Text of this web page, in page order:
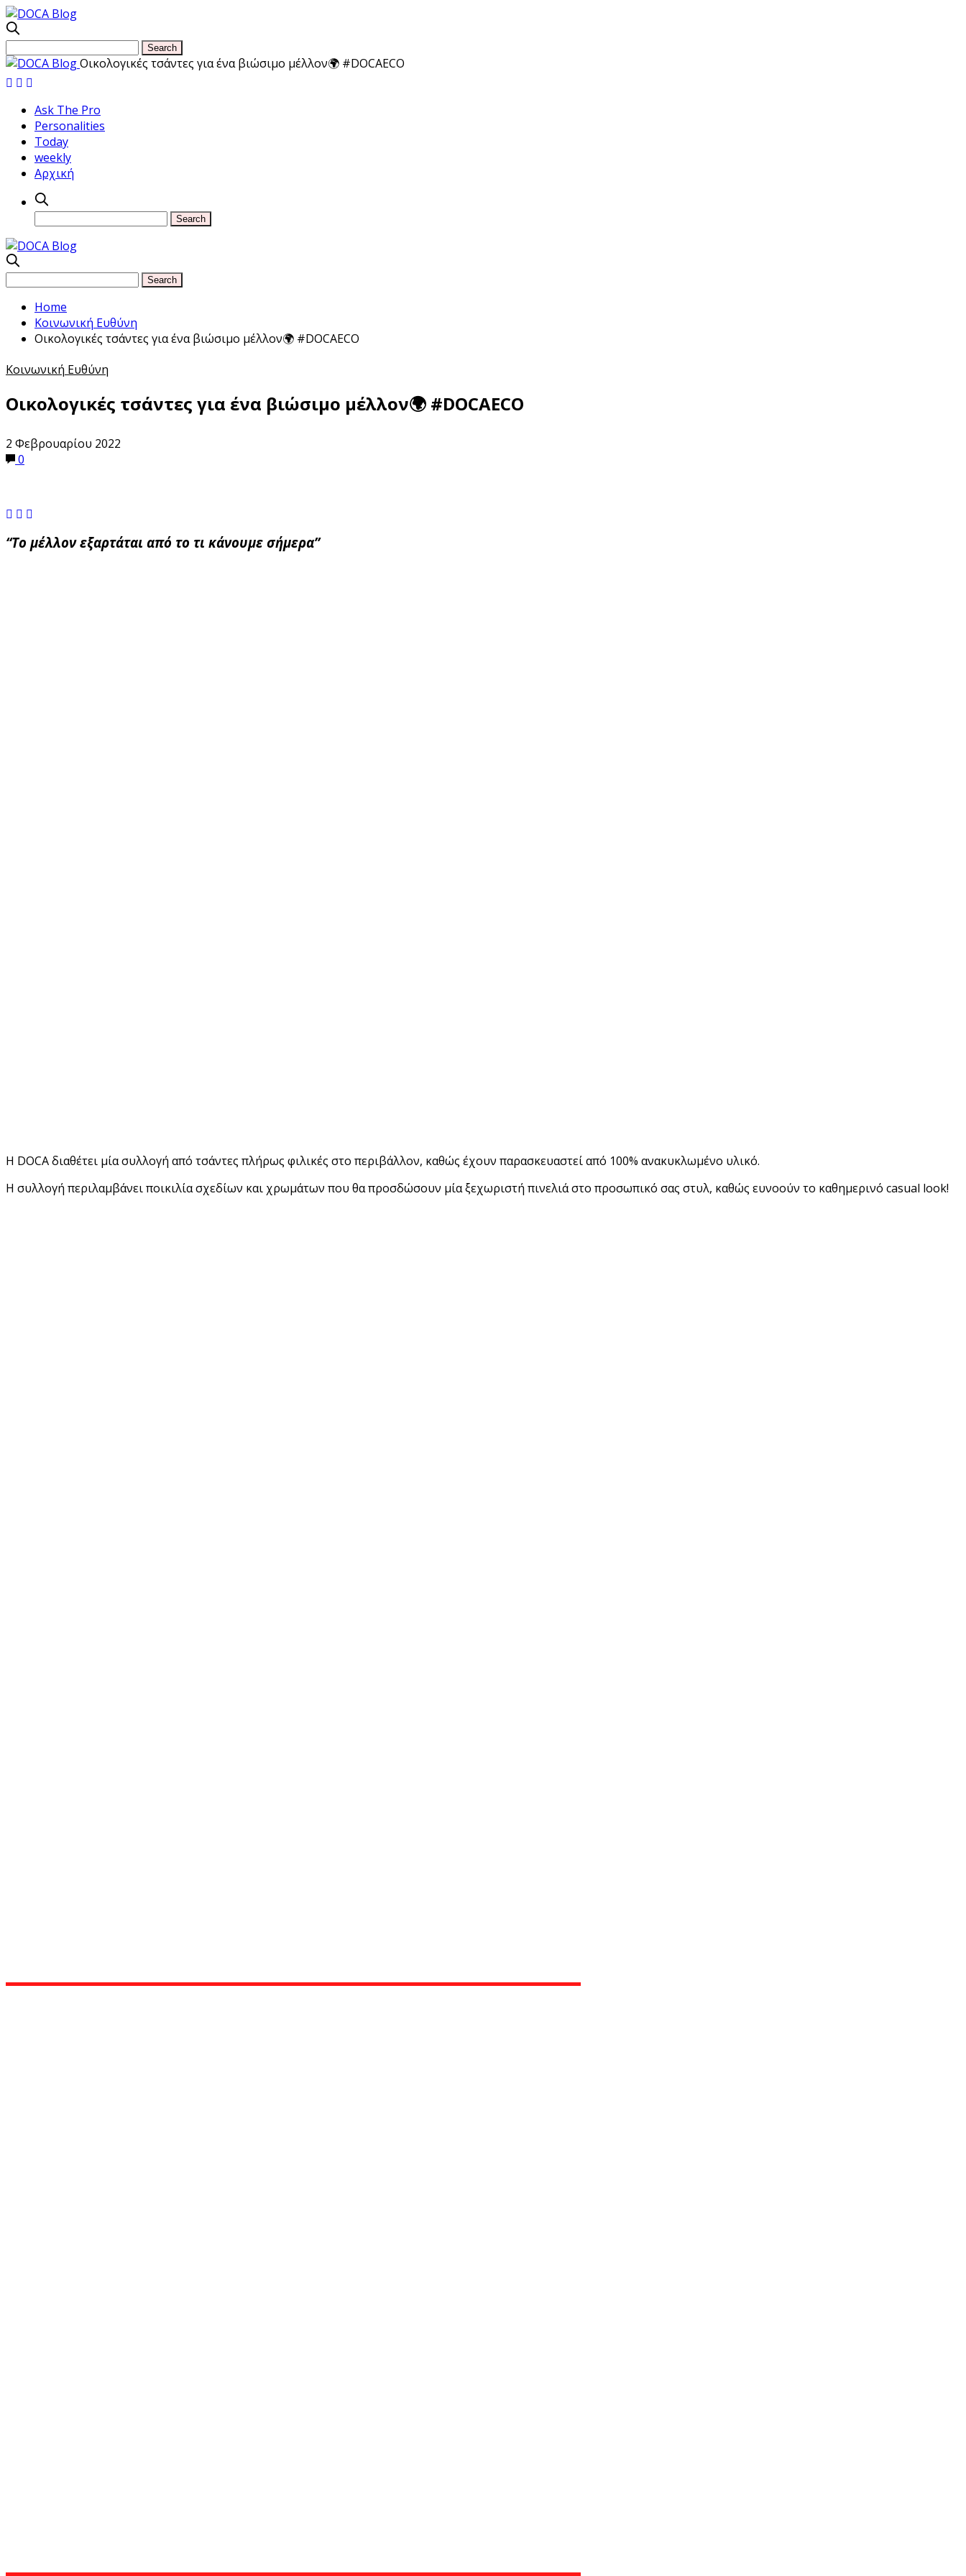
Οικολογικές τσάντες για ένα βιώσιμο μέλλον🌍 #DOCAECO
Ask The Pro
Personalities
Today
weekly
Αρχική
Home
Κοινωνική Ευθύνη
Οικολογικές τσάντες για ένα βιώσιμο μέλλον🌍 #DOCAECO
Κοινωνική Ευθύνη
Οικολογικές τσάντες για ένα βιώσιμο μέλλον🌍 #DOCAECO
2 Φεβρουαρίου 2022
0
“Το μέλλον εξαρτάται από το τι κάνουμε σήμερα”
Η DOCA διαθέτει μία συλλογή από τσάντες πλήρως φιλικές στο περιβάλλον, καθώς έχουν παρασκευαστεί από 100% ανακυκλωμένο υλικό.
Η συλλογή περιλαμβάνει ποικιλία σχεδίων και χρωμάτων που θα προσδώσουν μία ξεχωριστή πινελιά στο προσωπικό σας στυλ, καθώς ευνοούν το καθημερινό casual look!